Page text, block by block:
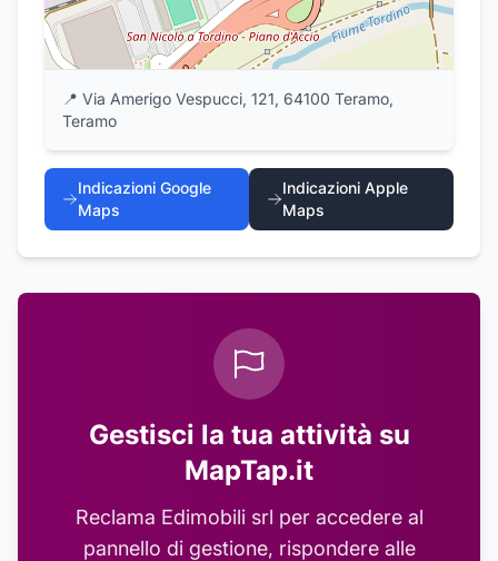
📍 Via Amerigo Vespucci, 121, 64100 Teramo,
Teramo
Indicazioni Google
Maps
Indicazioni Apple
Maps
Gestisci la tua attività su
MapTap.it
Reclama Edimobili srl per accedere al
pannello di gestione, rispondere alle